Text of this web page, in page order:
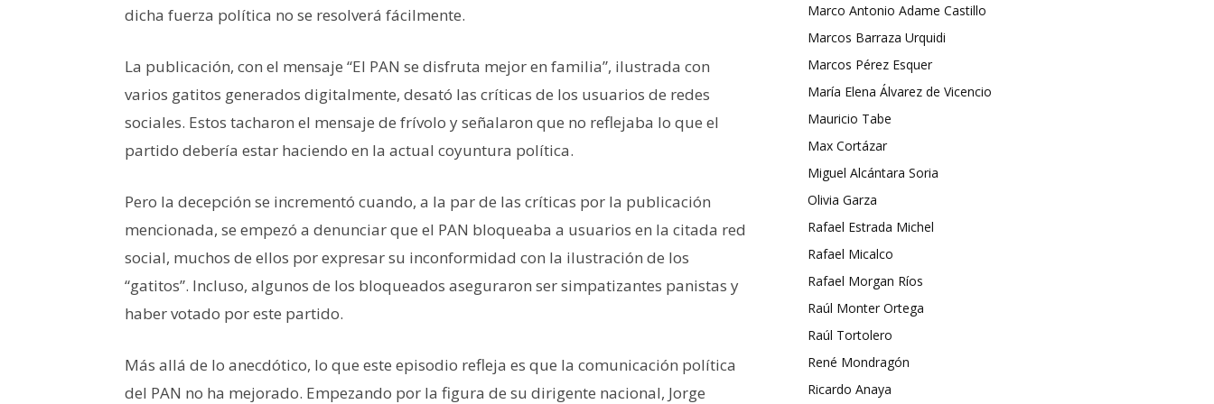
dicha fuerza política no se resolverá fácilmente.
La publicación, con el mensaje “El PAN se disfruta mejor en familia”, ilustrada con
varios gatitos generados digitalmente, desató las críticas de los usuarios de redes
sociales. Estos tacharon el mensaje de frívolo y señalaron que no reflejaba lo que el
partido debería estar haciendo en la actual coyuntura política.
Pero la decepción se incrementó cuando, a la par de las críticas por la publicación
mencionada, se empezó a denunciar que el PAN bloqueaba a usuarios en la citada red
social, muchos de ellos por expresar su inconformidad con la ilustración de los
“gatitos”. Incluso, algunos de los bloqueados aseguraron ser simpatizantes panistas y
haber votado por este partido.
Más allá de lo anecdótico, lo que este episodio refleja es que la comunicación política
del PAN no ha mejorado. Empezando por la figura de su dirigente nacional, Jorge
Marco Antonio Adame Castillo
Marcos Barraza Urquidi
Marcos Pérez Esquer
María Elena Álvarez de Vicencio
Mauricio Tabe
Max Cortázar
Miguel Alcántara Soria
Olivia Garza
Rafael Estrada Michel
Rafael Micalco
Rafael Morgan Ríos
Raúl Monter Ortega
Raúl Tortolero
René Mondragón
Ricardo Anaya